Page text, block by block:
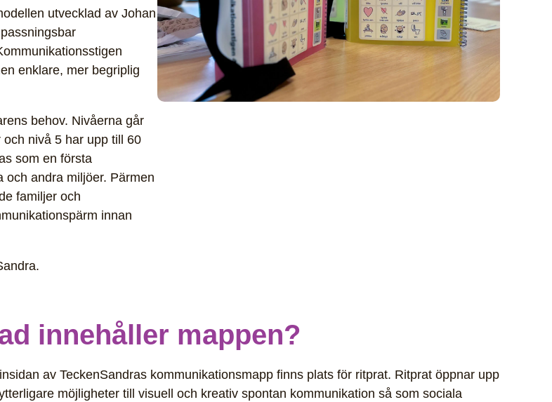
utvecklad av Johan
enklare, mer begriplig
behov. Nivåerna går
nivå 5 har upp till 60
som en första
och andra miljöer. Pärmen
familjer och
innan
innehåller mappen?
av TeckenSandras kommunikationsmapp finns plats för ritprat. Ritprat öppnar upp
möjligheter till visuell och kreativ spontan kommunikation så som sociala